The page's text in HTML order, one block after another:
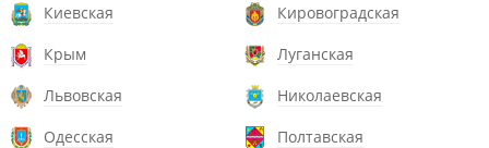
Киевская
Кировоградская
Крым
Луганская
Львовская
Николаевская
Одесская
Полтавская